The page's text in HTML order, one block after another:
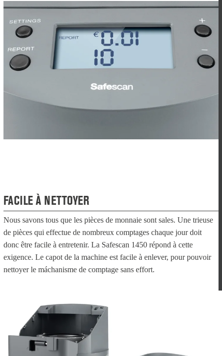
FACILE À NETTOYER
Nous savons tous que les pièces de monnaie sont sales. Une trieuse
de pièces qui effectue de nombreux comptages chaque jour doit
donc être facile à entretenir. La Safescan 1450 répond à cette
exigence. Le capot de la machine est facile à enlever, pour pouvoir
nettoyer le máchanisme de comptage sans effort.